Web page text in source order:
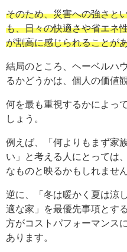
そのため、災害への強さと
も、日々の快適さや省エネ
が割高に感じられることが
結局のところ、ヘーベルハ
るかどうかは、個人の価値
何を最も重視するかによっ
しょう。
例えば、「何よりもまず家
い」と考える人にとっては
なものと映るかもしれません
逆に、「冬は暖かく夏は涼
適な家」を最優先事項とす
方がコストパフォーマンス
あります。